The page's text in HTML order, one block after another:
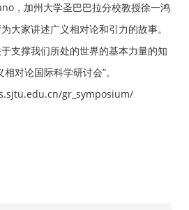
，加州大学圣巴巴拉分校教授徐一鸿
大家讲述广义相对论和引力的故事。
支撑我们所处的世界的基本力量的知
对论国际科学研讨会”。
gr_symposium/